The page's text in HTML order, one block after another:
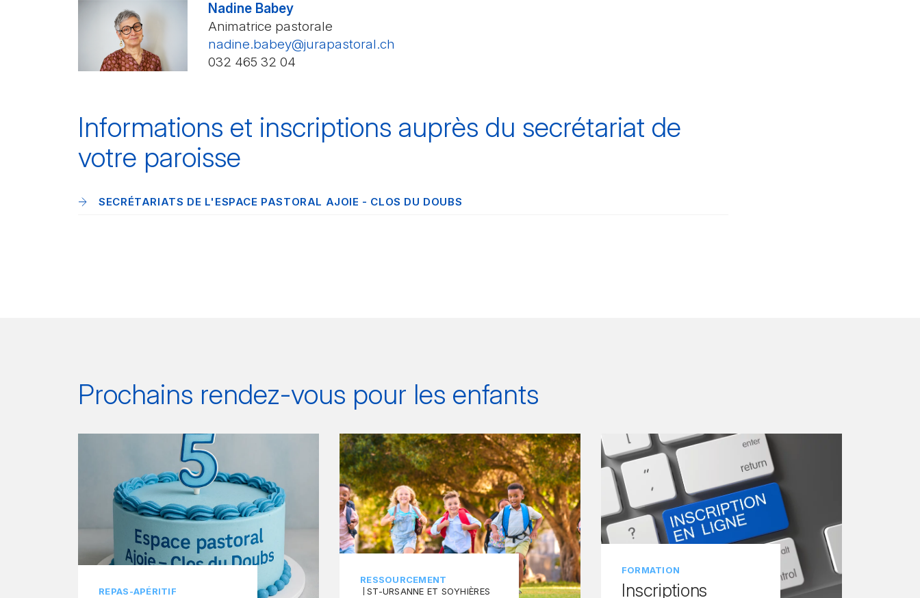
Nadine Babey
Animatrice pastorale
nadine.babey@jurapastoral.ch
032 465 32 04
Informations et inscriptions auprès du secrétariat de
votre paroisse
SECRÉTARIATS DE L'ESPACE PASTORAL AJOIE - CLOS DU DOUBS
Prochains rendez-vous pour les enfants
REPAS-APÉRITIF
RESSOURCEMENT
ST-URSANNE ET SOYHIÈRES
FORMATION
Inscriptions